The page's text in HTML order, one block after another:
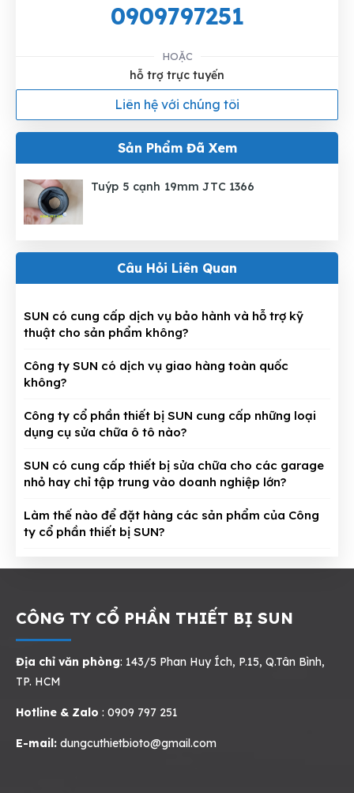
0909797251
HOẶC
hỗ trợ trực tuyến
Liên hệ với chúng tôi
Sản Phẩm Đã Xem
Tuýp 5 cạnh 19mm JTC 1366
Câu Hỏi Liên Quan
SUN có cung cấp dịch vụ bảo hành và hỗ trợ kỹ
thuật cho sản phẩm không?
Công ty SUN có dịch vụ giao hàng toàn quốc
không?
Công ty cổ phần thiết bị SUN cung cấp những loại
dụng cụ sửa chữa ô tô nào?
SUN có cung cấp thiết bị sửa chữa cho các garage
nhỏ hay chỉ tập trung vào doanh nghiệp lớn?
Làm thế nào để đặt hàng các sản phẩm của Công
ty cổ phần thiết bị SUN?
CÔNG TY CỔ PHẦN THIẾT BỊ SUN
Địa chỉ văn phòng: 143/5 Phan Huy Ích, P.15, Q.Tân Bình,
TP. HCM
Hotline & Zalo : 0909 797 251
E-mail: dungcuthietbioto@gmail.com